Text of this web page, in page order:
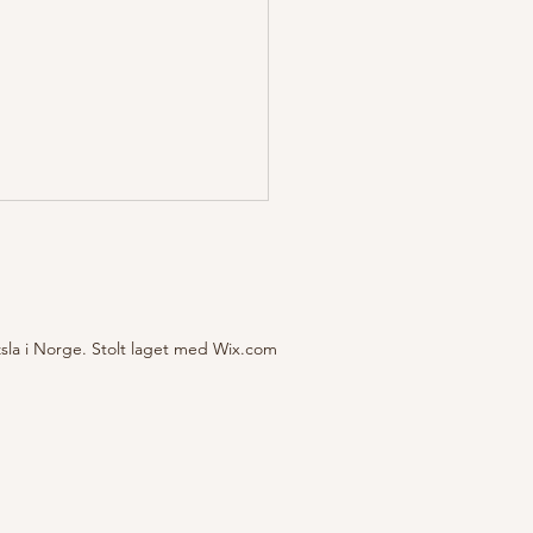
i Norge. Stolt laget med Wix.com